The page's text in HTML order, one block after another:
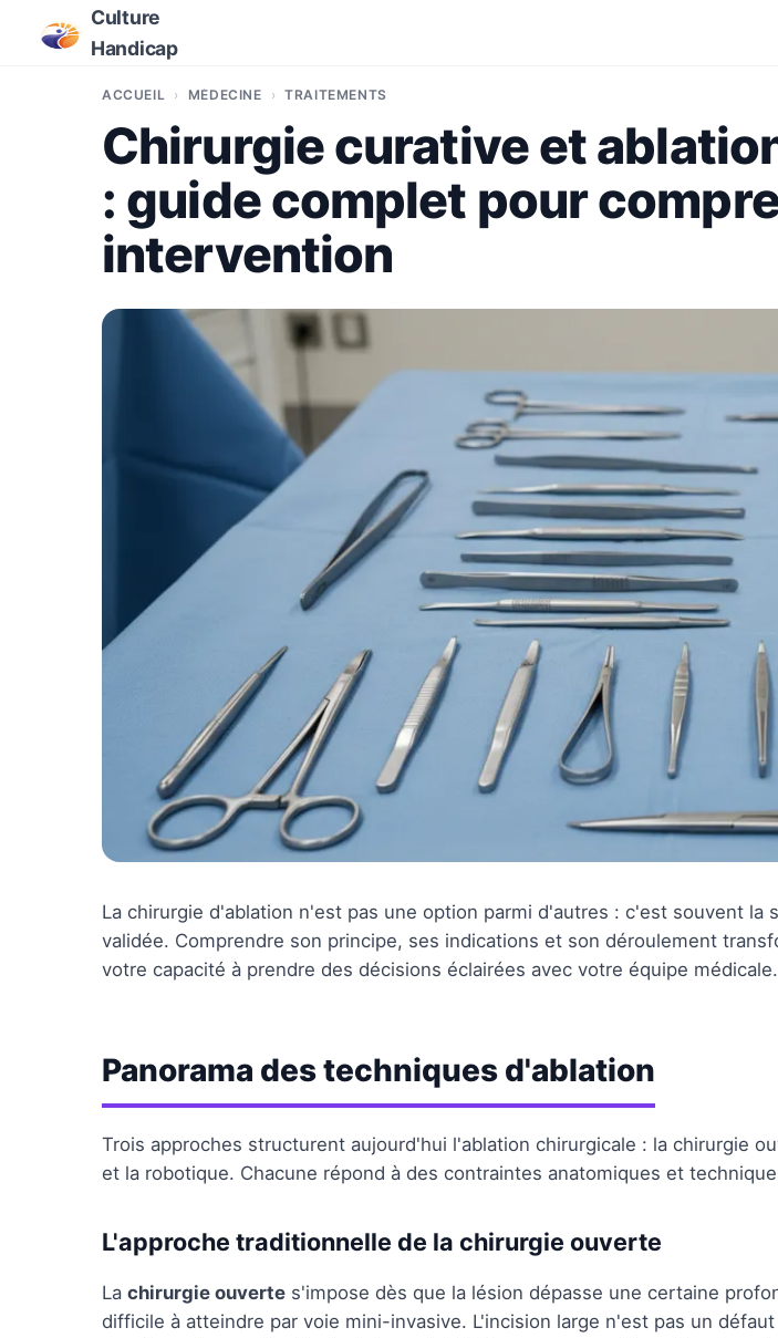
Culture
Handicap
ACCUEIL MÉDECINE TRAITEMENTS
Chirurgie curative et
: guide complet pour
intervention
La chirurgie d'ablation n'est pas une option parmi d'autres : c'est souvent la
validée. Comprendre son principe, ses indications et son déroulement
votre capacité à prendre des décisions éclairées avec votre équipe médicale.
Panorama des techniques d'ablation
Trois approches structurent aujourd'hui l'ablation chirurgicale : la chirurgie
et la robotique. Chacune répond à des contraintes anatomiques et
L'approche traditionnelle de la chirurgie ouverte
La chirurgie ouverte s'impose dès que la lésion dépasse une certaine
difficile à atteindre par voie mini-invasive. L'incision large n'est pas un